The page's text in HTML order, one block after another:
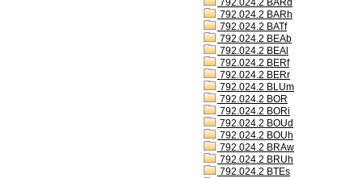
792.024.2 BARd
792.024.2 BARh
792.024.2 BATf
792.024.2 BEAb
792.024.2 BEAl
792.024.2 BERf
792.024.2 BERr
792.024.2 BLUm
792.024.2 BOR
792.024.2 BORi
792.024.2 BOUd
792.024.2 BOUh
792.024.2 BRAw
792.024.2 BRUh
792.024.2 BTEs